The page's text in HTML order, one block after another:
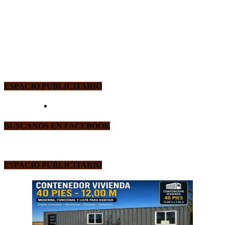
ESPACIO PUBLICITARIO
BUSCANOS EN FACEBOOK
ESPACIO PUBLICITARIO